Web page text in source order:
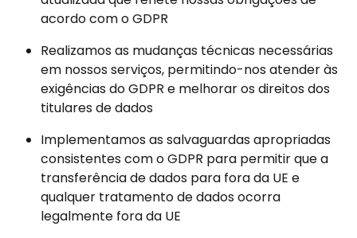
acordo com o GDPR
Realizamos as mudanças técnicas necessárias
em nossos serviços, permitindo-nos atender às
exigências do GDPR e melhorar os direitos dos
titulares de dados
Implementamos as salvaguardas apropriadas
consistentes com o GDPR para permitir que a
transferência de dados para fora da UE e
qualquer tratamento de dados ocorra
legalmente fora da UE